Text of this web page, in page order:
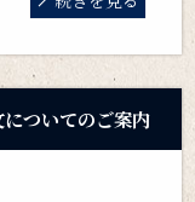
ついてのご案内